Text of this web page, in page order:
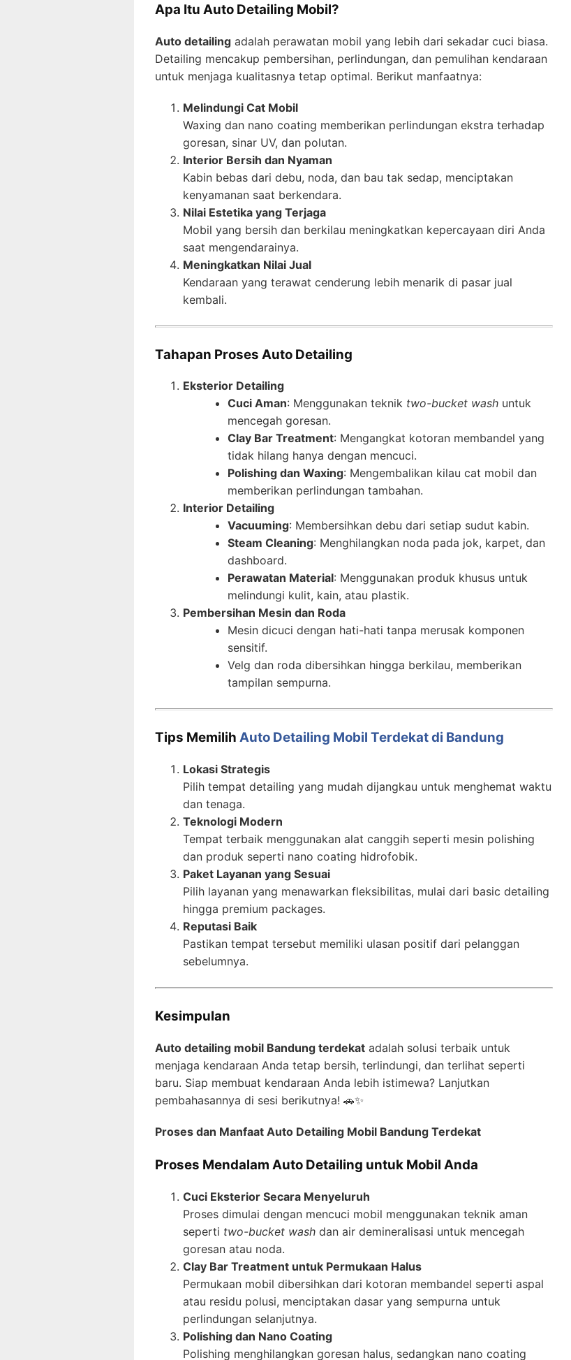
Apa Itu Auto Detailing Mobil?
Auto detailing adalah perawatan mobil yang lebih dari sekadar cuci biasa.
Detailing mencakup pembersihan, perlindungan, dan pemulihan kendaraan
untuk menjaga kualitasnya tetap optimal. Berikut manfaatnya:
Melindungi Cat Mobil
Waxing dan nano coating memberikan perlindungan ekstra terhadap
goresan, sinar UV, dan polutan.
Interior Bersih dan Nyaman
Kabin bebas dari debu, noda, dan bau tak sedap, menciptakan
kenyamanan saat berkendara.
Nilai Estetika yang Terjaga
Mobil yang bersih dan berkilau meningkatkan kepercayaan diri Anda
saat mengendarainya.
Meningkatkan Nilai Jual
Kendaraan yang terawat cenderung lebih menarik di pasar jual
kembali.
Tahapan Proses Auto Detailing
Eksterior Detailing
Cuci Aman: Menggunakan teknik two-bucket wash untuk
mencegah goresan.
Clay Bar Treatment: Mengangkat kotoran membandel yang
tidak hilang hanya dengan mencuci.
Polishing dan Waxing: Mengembalikan kilau cat mobil dan
memberikan perlindungan tambahan.
Interior Detailing
Vacuuming: Membersihkan debu dari setiap sudut kabin.
Steam Cleaning: Menghilangkan noda pada jok, karpet, dan
dashboard.
Perawatan Material: Menggunakan produk khusus untuk
melindungi kulit, kain, atau plastik.
Pembersihan Mesin dan Roda
Mesin dicuci dengan hati-hati tanpa merusak komponen
sensitif.
Velg dan roda dibersihkan hingga berkilau, memberikan
tampilan sempurna.
Tips Memilih Auto Detailing Mobil Terdekat di Bandung
Lokasi Strategis
Pilih tempat detailing yang mudah dijangkau untuk menghemat waktu
dan tenaga.
Teknologi Modern
Tempat terbaik menggunakan alat canggih seperti mesin polishing
dan produk seperti nano coating hidrofobik.
Paket Layanan yang Sesuai
Pilih layanan yang menawarkan fleksibilitas, mulai dari basic detailing
hingga premium packages.
Reputasi Baik
Pastikan tempat tersebut memiliki ulasan positif dari pelanggan
sebelumnya.
Kesimpulan
Auto detailing mobil Bandung terdekat adalah solusi terbaik untuk
menjaga kendaraan Anda tetap bersih, terlindungi, dan terlihat seperti
baru. Siap membuat kendaraan Anda lebih istimewa? Lanjutkan
pembahasannya di sesi berikutnya! 🚗✨
Proses dan Manfaat Auto Detailing Mobil Bandung Terdekat
Proses Mendalam Auto Detailing untuk Mobil Anda
Cuci Eksterior Secara Menyeluruh
Proses dimulai dengan mencuci mobil menggunakan teknik aman
seperti two-bucket wash dan air demineralisasi untuk mencegah
goresan atau noda.
Clay Bar Treatment untuk Permukaan Halus
Permukaan mobil dibersihkan dari kotoran membandel seperti aspal
atau residu polusi, menciptakan dasar yang sempurna untuk
perlindungan selanjutnya.
Polishing dan Nano Coating
Polishing menghilangkan goresan halus, sedangkan nano coating